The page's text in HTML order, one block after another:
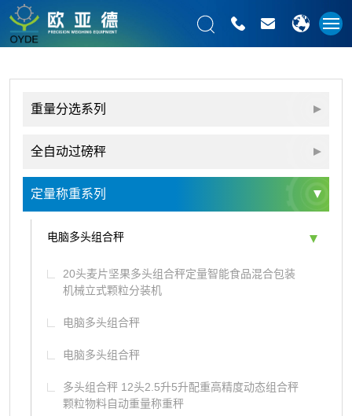
重量分选系列
全自动过磅秤
定量称重系列
电脑多头组合秤
20头麦片坚果多头组合秤定量智能食品混合包装
机械立式颗粒分装机
电脑多头组合秤
电脑多头组合秤
多头组合秤 12头2.5升5升配重高精度动态组合秤
颗粒物料自动重量称重秤